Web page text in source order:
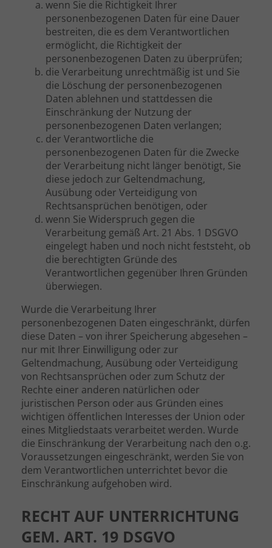
wenn Sie die Richtigkeit Ihrer
personenbezogenen Daten für eine Dauer
bestreiten, die es dem Verantwortlichen
ermöglicht, die Richtigkeit der
personenbezogenen Daten zu überprüfen;
die Verarbeitung unrechtmäßig ist und Sie
die Löschung der personenbezogenen
Daten ablehnen und stattdessen die
Einschränkung der Nutzung der
personenbezogenen Daten verlangen;
der Verantwortliche die
personenbezogenen Daten für die Zwecke
der Verarbeitung nicht länger benötigt, Sie
diese jedoch zur Geltendmachung,
Ausübung oder Verteidigung von
Rechtsansprüchen benötigen, oder
wenn Sie Widerspruch gegen die
Verarbeitung gemäß Art. 21 Abs. 1 DSGVO
eingelegt haben und noch nicht feststeht, ob
die berechtigten Gründe des
Verantwortlichen gegenüber Ihren Gründen
überwiegen.
Wurde die Verarbeitung Ihrer
personenbezogenen Daten eingeschränkt, dürfen
diese Daten – von ihrer Speicherung abgesehen –
nur mit Ihrer Einwilligung oder zur
Geltendmachung, Ausübung oder Verteidigung
von Rechtsansprüchen oder zum Schutz der
Rechte einer anderen natürlichen oder
juristischen Person oder aus Gründen eines
wichtigen öffentlichen Interesses der Union oder
eines Mitgliedstaats verarbeitet werden. Wurde
die Einschränkung der Verarbeitung nach den o.g.
Voraussetzungen eingeschränkt, werden Sie von
dem Verantwortlichen unterrichtet bevor die
Einschränkung aufgehoben wird.
RECHT AUF UNTERRICHTUNG
GEM. ART. 19 DSGVO